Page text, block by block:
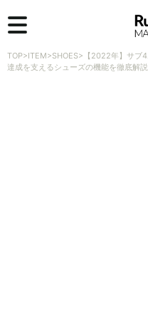
TOP>ITEM>SHOES> 【2022年】サブ
達成を支えるシューズの機能を徹底解説